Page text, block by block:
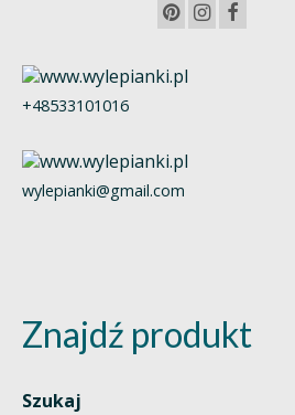
+48533101016
wylepianki@gmail.com
Znajdź produkt
Szukaj